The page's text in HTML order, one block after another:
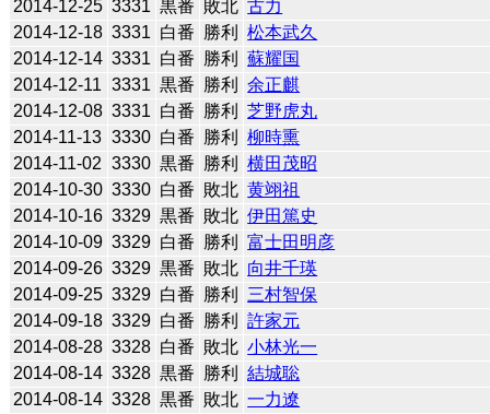
2014-12-25 3331 黒番 敗北 古力
2014-12-18 3331 白番 勝利
松本武久
2014-12-14 3331 白番 勝利
蘇耀国
2014-12-11 3331 黒番 勝利
余正麒
2014-12-08 3331 白番 勝利
芝野虎丸
2014-11-13 3330 白番 勝利
柳時熏
2014-11-02 3330 黒番 勝利
横田茂昭
2014-10-30 3330 白番 敗北 黄翊祖
2014-10-16 3329 黒番 敗北 伊田篤史
2014-10-09 3329 白番 勝利
富士田明彦
2014-09-26 3329 黒番 敗北 向井千瑛
2014-09-25 3329 白番 勝利
三村智保
2014-09-18 3329 白番 勝利
許家元
2014-08-28 3328 白番 敗北 小林光一
2014-08-14 3328 黒番 勝利
結城聡
2014-08-14 3328 黒番 敗北 一力遼